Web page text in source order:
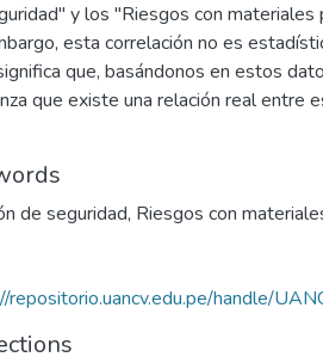
y los "Riesgos con
esta correlación no es
que, basándonos en estos
que existe una relación real entre
de seguridad, Riesgos con
repositorio.uancv.edu.pe/handle/